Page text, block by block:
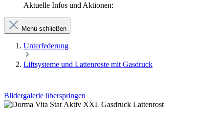
Aktuelle Infos und Aktionen:
Menü schließen
Unterfederung
Liftsysteme und Lattenroste mit Gasdruck
Bildergalerie überspringen